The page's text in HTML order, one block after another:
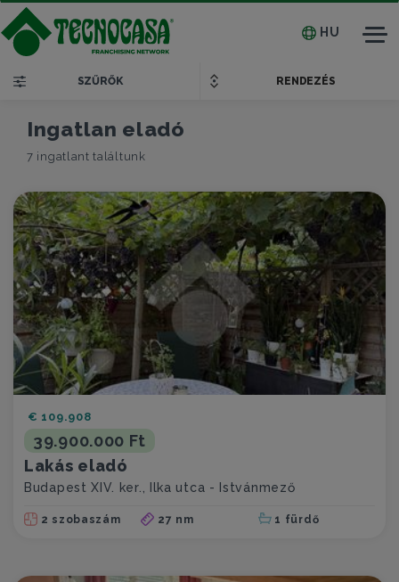
HU
Ingatlan eladó
7 ingatlant találtunk
SZŰRŐK RENDEZÉS
39.900.000 Ft
€ 109.908
Lakás eladó
Budapest XIV. ker., Ilka utca - Istvánmező
2 szobaszám 27 nm 1 fürdő